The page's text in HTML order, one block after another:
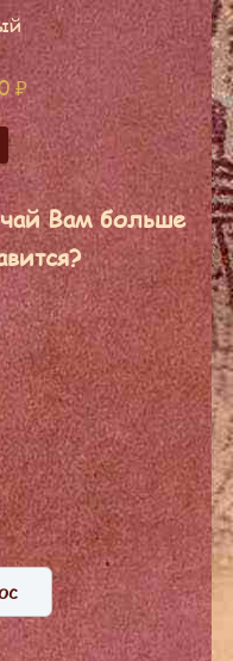
₽
Вам больше